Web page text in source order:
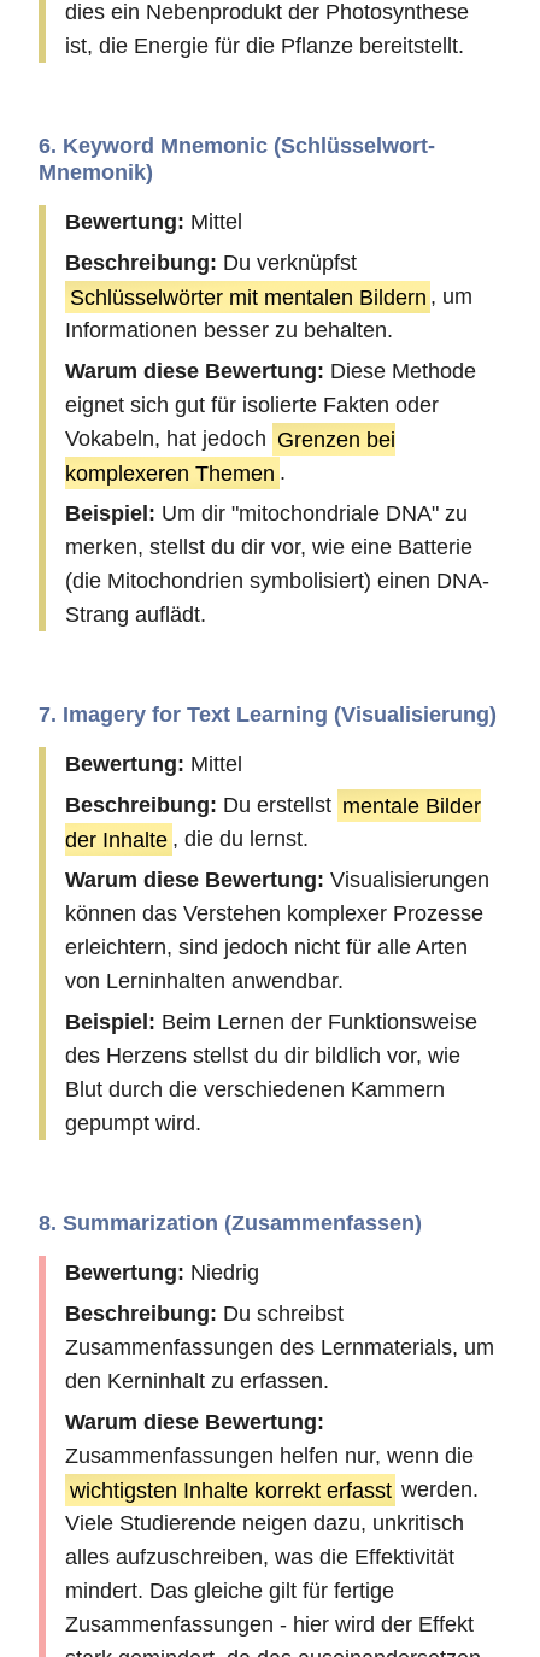
dies ein Nebenprodukt der Photosynthese
ist, die Energie für die Pflanze bereitstellt.
6. Keyword Mnemonic (Schlüsselwort-
Mnemonik)
Bewertung: Mittel
Beschreibung: Du verknüpfst
Schlüsselwörter mit mentalen Bildern , um
Informationen besser zu behalten.
Warum diese Bewertung: Diese Methode
eignet sich gut für isolierte Fakten oder
Vokabeln, hat jedoch Grenzen bei
komplexeren Themen .
Beispiel: Um dir "mitochondriale DNA" zu
merken, stellst du dir vor, wie eine Batterie
(die Mitochondrien symbolisiert) einen DNA-
Strang auflädt.
7. Imagery for Text Learning (Visualisierung)
Bewertung: Mittel
Beschreibung: Du erstellst mentale Bilder
der Inhalte , die du lernst.
Warum diese Bewertung: Visualisierungen
können das Verstehen komplexer Prozesse
erleichtern, sind jedoch nicht für alle Arten
von Lerninhalten anwendbar.
Beispiel: Beim Lernen der Funktionsweise
des Herzens stellst du dir bildlich vor, wie
Blut durch die verschiedenen Kammern
gepumpt wird.
8. Summarization (Zusammenfassen)
Bewertung: Niedrig
Beschreibung: Du schreibst
Zusammenfassungen des Lernmaterials, um
den Kerninhalt zu erfassen.
Warum diese Bewertung:
Zusammenfassungen helfen nur, wenn die
wichtigsten Inhalte korrekt erfasst werden.
Viele Studierende neigen dazu, unkritisch
alles aufzuschreiben, was die Effektivität
mindert. Das gleiche gilt für fertige
Zusammenfassungen - hier wird der Effekt